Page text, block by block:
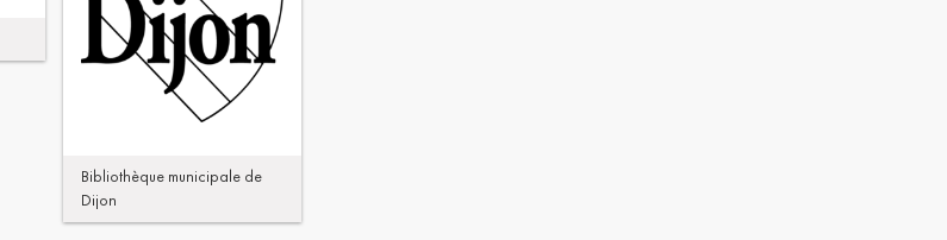
Bibliothèque municipale de
Dijon